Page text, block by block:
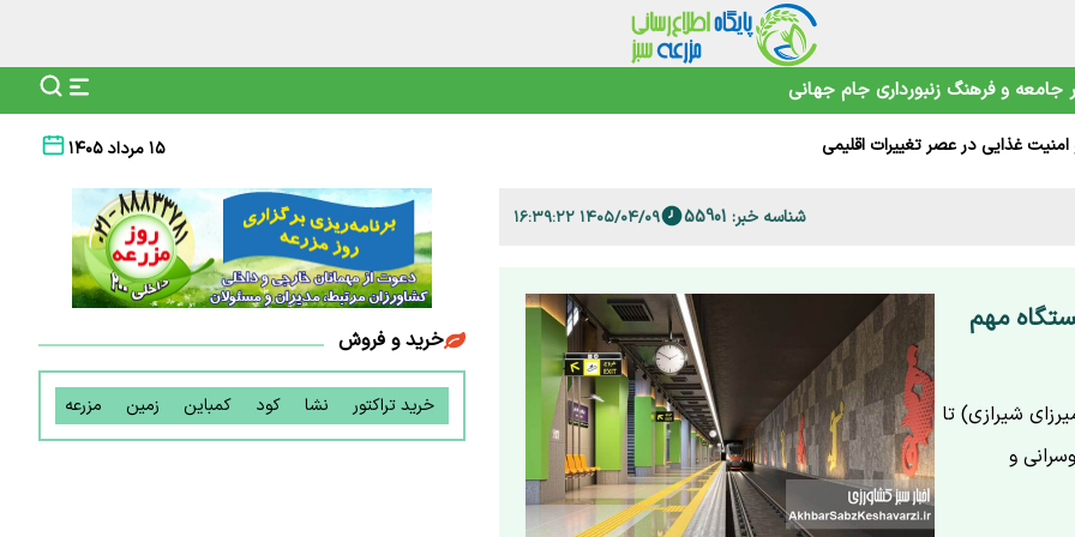
جامعه و فرهنگ زنبورداری جام جهانی
غذایی در عصر تغییرات اقلیمی
۱۵ مرداد ۱۴۰۵
شناسه خبر: 55901 ۱۴۰۵/۰۴/۰۹ ۱۶:۳۹:۲۲
تعطیل شد؛ جزئیات محدودیت ۳ ایستگاه مهم
میرزای شیرازی) تا
و
خرید و فروش
خرید تراکتور نشا کود کمباین زمین مزرعه